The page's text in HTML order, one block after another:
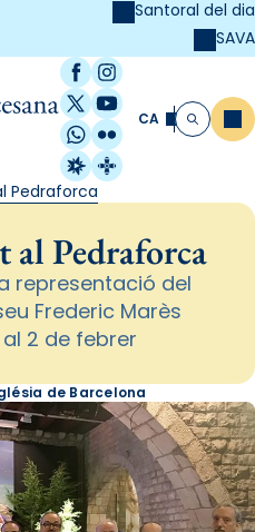
Santoral del dia
SAVA
Facebook
Instagram
X / Twitter
YouTube
WhatsApp
Flickr
Radio Estel
Catalunya
CA Cerca
Pedraforca
al Pedraforca
representació del
Frederic Marès
2 de febrer
de Barcelona